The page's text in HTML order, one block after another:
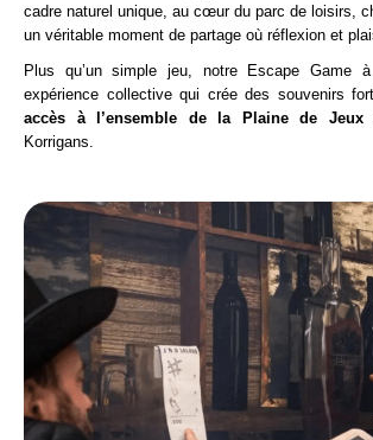
cadre naturel unique, au cœur du parc de loisirs,
un véritable moment de partage où réflexion et
Plus qu’un simple jeu, notre Escape Game
expérience collective qui crée des souvenirs
accès à l’ensemble de la Plaine de Jeux
Korrigans.